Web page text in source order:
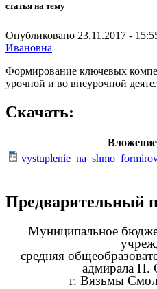
статья на тему
Опубликовано 23.11.2017 -
Ивановна
Формирование ключевых
урочной и во внеурочной
Скачать:
Вложение
Предварительный
Муниципальное
средняя
адмирала П.
г. Вязьмы